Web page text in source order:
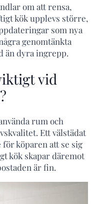
om att rensa,
kök upplevs större,
som nya
genomtänkta
än dyra ingrepp.
vid
rum och
Ett välstädat
köparen att se sig
kök skapar däremot
är fin.